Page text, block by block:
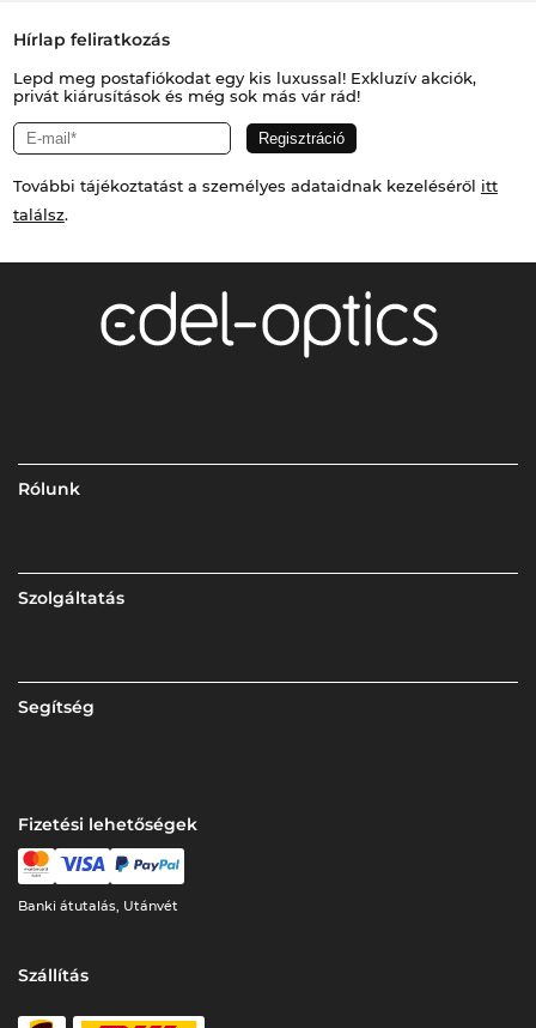
Hírlap feliratkozás
Lepd meg postafiókodat egy kis luxussal! Exkluzív akciók,
privát kiárusítások és még sok más vár rád!
További tájékoztatást a személyes adataidnak kezeléséről itt
találsz.
Rólunk
Szolgáltatás
Segítség
Fizetési lehetőségek
Banki átutalás, Utánvét
Szállítás